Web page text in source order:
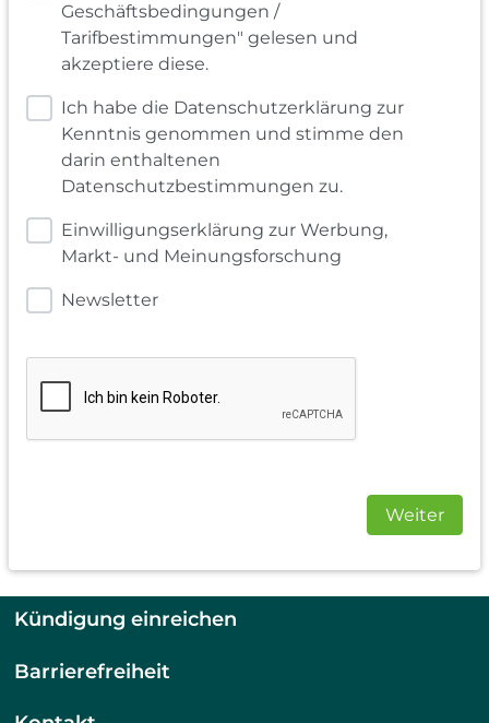
Geschäftsbedingungen /
Tarifbestimmungen" gelesen und
akzeptiere diese.
Ich habe die Datenschutzerklärung zur
Kenntnis genommen und stimme den
darin enthaltenen
Datenschutzbestimmungen zu.
Einwilligungserklärung zur Werbung,
Markt- und Meinungsforschung
Newsletter
Weiter
Kündigung einreichen
Barrierefreiheit